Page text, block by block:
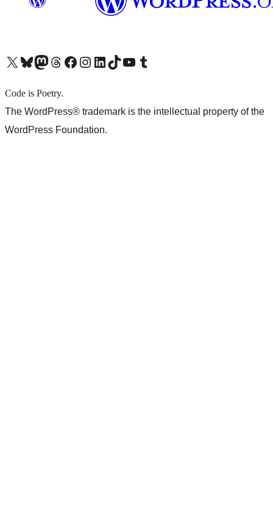
X (旧 Twitter) アカウントへBluesky アカウントへMastodon アカウントへThreads アカウントへ Facebook ページへInstagram アカウントへ LinkedIn アカウントへTikTok アカウントへYouTube チャンネルへ Tumblr アカウントへ
Code is Poetry.
The WordPress® trademark is the intellectual property of the
WordPress Foundation.